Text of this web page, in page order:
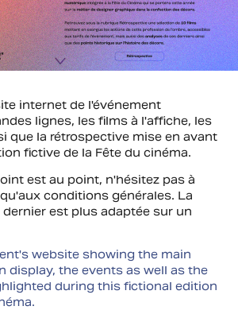
internet de l'événement
lignes, les films à l'affiche, les
que la rétrospective mise en avant
fictive de la Fête du cinéma.
est au point, n'hésitez pas à
conditions générales. La
est plus adaptée sur un
website showing the main
display, the events as well as the
during this fictional edition